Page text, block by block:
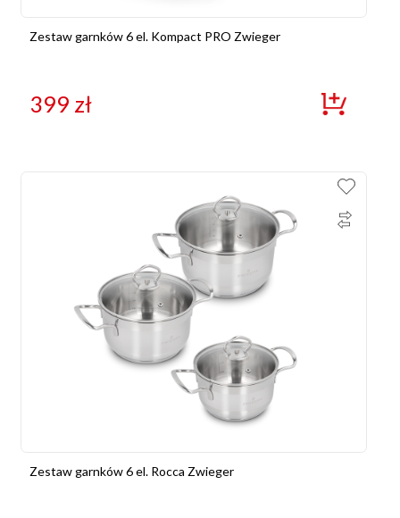
Zestaw garnków 6 el. Kompact PRO Zwieger
399 zł
Zestaw garnków 6 el. Rocca Zwieger